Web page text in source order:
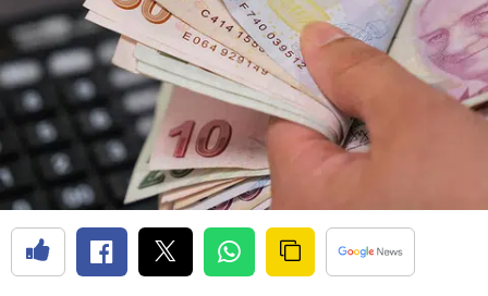
Edirne
Erzincan
Erzurum
Gaziantep
Giresun